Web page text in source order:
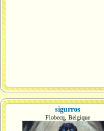
sigurros
Flobecq, Belgique